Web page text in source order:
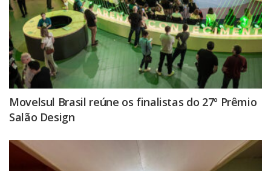
Movelsul Brasil reúne os finalistas do 27º Prêmio
Salão Design